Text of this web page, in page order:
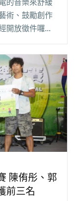
的音樂來舒緩
術、鼓勵創作
開放徵件囉！
鼓勵原創音
年開辦以
全文 "新光三
自選代表作歌
陳侑彤、郭
前三名